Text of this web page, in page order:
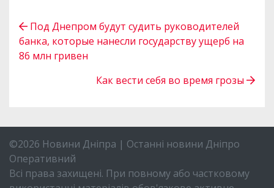
Под Днепром будут судить руководителей
банка, которые нанесли государству ущерб на
86 млн гривен
Как вести себя во время грозы
©2026 Новини Дніпра | Останні новини Дніпро
Оперативний
Всі права захищені. При повному або частковому